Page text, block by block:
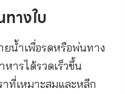
างใบ
น้ำเพื่อรดหรือพ่นทาง
ารได้รวดเร็วขึ้น
ที่เหมาะสมและหลีก